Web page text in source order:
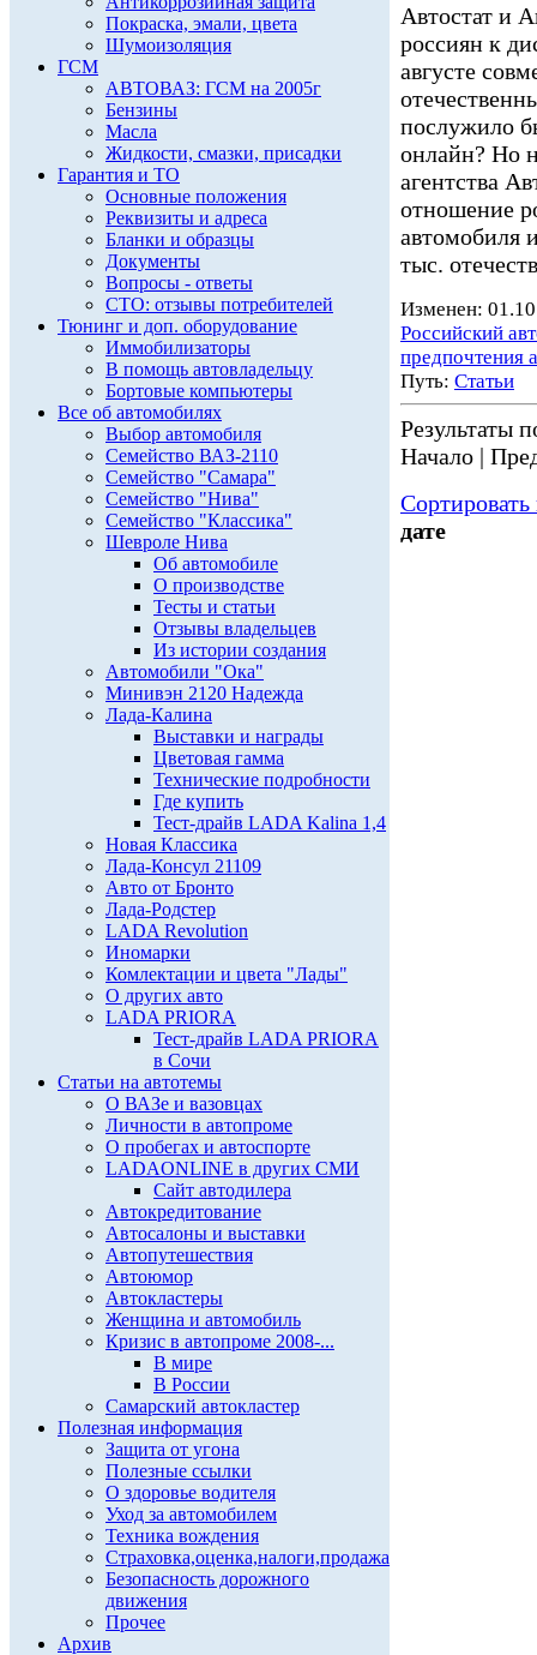
Покраска, эмали, цвета
Шумоизоляция
ГСМ
АВТОВАЗ: ГСМ на 2005г
Бензины
Масла
Жидкости, смазки, присадки
Гарантия и ТО
Основные положения
Реквизиты и адреса
Бланки и образцы
Документы
Вопросы - ответы
СТО: отзывы потребителей
Тюнинг и доп. оборудование
Иммобилизаторы
В помощь автовладельцу
Бортовые компьютеры
Все об автомобилях
Выбор автомобиля
Семейство ВАЗ-2110
Семейство "Самара"
Семейство "Нива"
Семейство "Классика"
Шевроле Нива
Об автомобиле
О производстве
Тесты и статьи
Отзывы владельцев
Из истории создания
Автомобили "Ока"
Минивэн 2120 Надежда
Лада-Калина
Выставки и награды
Цветовая гамма
Технические подробности
Где купить
Тест-драйв LADA Kalina 1,4
Новая Классика
Лада-Консул 21109
Авто от Бронто
Лада-Родстер
LADA Revolution
Иномарки
Комлектации и цвета "Лады"
О других авто
LADA PRIORA
Тест-драйв LADA PRIORA
в Сочи
Статьи на автотемы
О ВАЗе и вазовцах
Личности в автопроме
О пробегах и автоспорте
LADAONLINE в других СМИ
Сайт автодилера
Автокредитование
Автосалоны и выставки
Автопутешествия
Автоюмор
Автокластеры
Женщина и автомобиль
Кризис в автопроме 2008-...
В мире
В России
Самарский автокластер
Полезная информация
Защита от угона
Полезные ссылки
О здоровье водителя
Уход за автомобилем
Техника вождения
Страховка,оценка,налоги,продажа
Безопасность дорожного
движения
Прочее
Архив
Автостат и
россиян к
августе
послужило
онлайн? Но
агентства
отношение
автомобиля
тыс.
Изменен:
Российский
предпочтения
Путь: Статьи
Результаты
Начало |
дате